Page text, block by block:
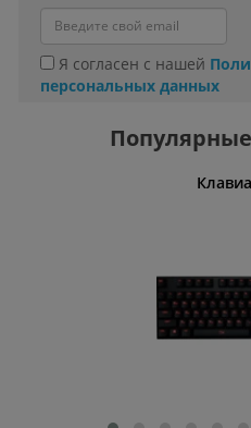
Я согласен с нашей
персональных данных